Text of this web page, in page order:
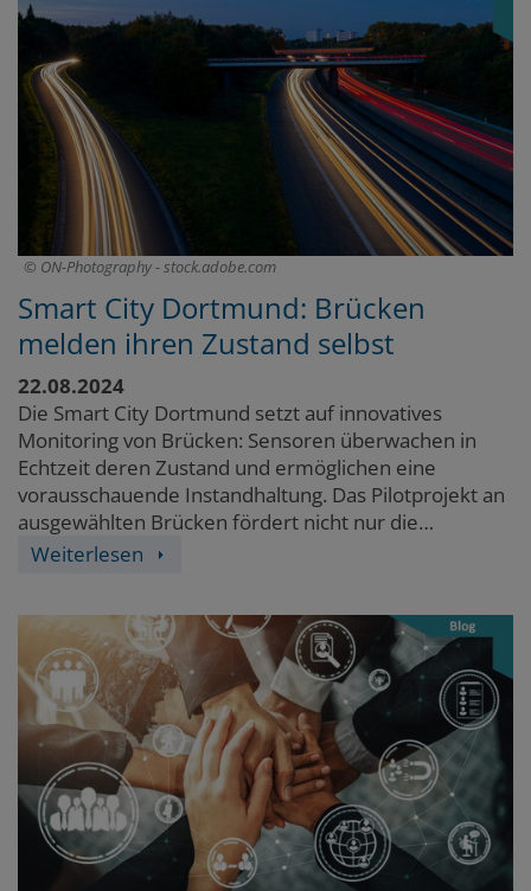
ON-Photography - stock.adobe.com
Smart City Dortmund: Brücken
melden ihren Zustand selbst
22.08.2024
Die Smart City Dortmund setzt auf innovatives
Monitoring von Brücken: Sensoren überwachen in
Echtzeit deren Zustand und ermöglichen eine
vorausschauende Instandhaltung. Das Pilotprojekt an
ausgewählten Brücken fördert nicht nur die
Sicherheit und Effizienz des Verkehrs, sondern ebnet
Weiterlesen